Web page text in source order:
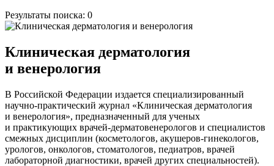
Результаты поиска: 0
Клиническая дерматология
и венерология
В Российской Федерации издается специализированный
научно-практический журнал «Клиническая дерматология
и венерология», предназначенный для ученых
и практикующих врачей-дерматовенерологов и специалистов
смежных дисциплин (косметологов, акушеров-гинекологов,
урологов, онкологов, стоматологов, педиатров, врачей
лабораторной диагностики, врачей других специальностей).